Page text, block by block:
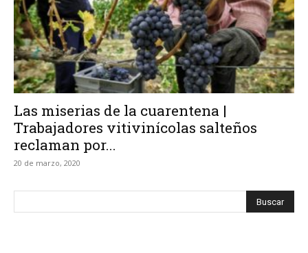
Las miserias de la cuarentena |
Trabajadores vitivinícolas salteños
reclaman por...
20 de marzo, 2020